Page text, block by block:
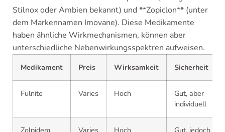
Stilnox oder Ambien bekannt) und **Zopiclon** (unter
dem Markennamen Imovane). Diese Medikamente
haben ähnliche Wirkmechanismen, können aber
unterschiedliche Nebenwirkungsspektren aufweisen.
Medikament Preis Wirksamkeit Sicherheit
Fulnite Varies Hoch
Gut, aber
individuell
Zolpidem Varies Hoch Gut, jedoch